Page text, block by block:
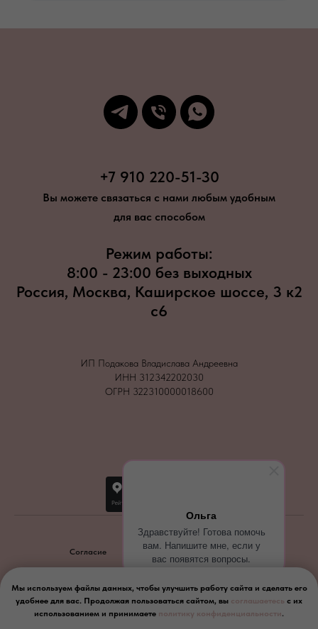
Ольга
Здравствуйте! Готова помочь
вам. Напишите мне, если у
вас появятся вопросы.
+7 910 220-51-30
Вы можете связаться с нами любым удобным
для вас способом
Режим работы:
8:00 - 23:00 без выходных
Россия, Москва, Каширское шоссе, 3 к2
с6
ИП Подакова Владислава Андреевна
ИНН 312342202030
ОГРН 322310000018600
Согласие Политика конфиденциальности
Вернуться наверх
Мы используем файлы данных, чтобы улучшить работу сайта и сделать его
удобнее для вас. Продолжая пользоваться сайтом, вы соглашаетесь с их
использованием и принимаете политику конфиденциальности.